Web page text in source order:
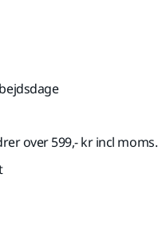
over 599,- kr incl moms.